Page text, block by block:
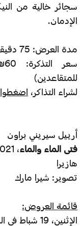
سجائر خالية من
الإدمان.
مدة العرض: 75 دقيقة
للمتقاعدين)
لشراء التذاكر،
أرييل سيريني براون
فتى الماء والماء، 2021
هازيرا
تصوير: شيرا مارك
قائمة العروض:
الإثنين، 19 شباط في الساعة 20:00